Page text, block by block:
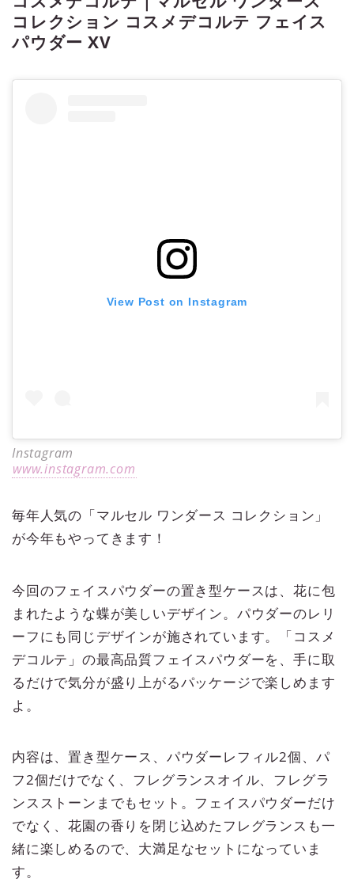
コレクション コスメデコルテ フェイス
パウダー XV
View Post on Instagram
Instagram
www.instagram.com
毎年人気の「マルセル ワンダース コレクション」
が今年もやってきます！
今回のフェイスパウダーの置き型ケースは、花に包
まれたような蝶が美しいデザイン。パウダーのレリ
ーフにも同じデザインが施されています。「コスメ
デコルテ」の最高品質フェイスパウダーを、手に取
るだけで気分が盛り上がるパッケージで楽しめます
よ。
内容は、置き型ケース、パウダーレフィル2個、パ
フ2個だけでなく、フレグランスオイル、フレグラ
ンスストーンまでもセット。フェイスパウダーだけ
でなく、花園の香りを閉じ込めたフレグランスも一
緒に楽しめるので、大満足なセットになっていま
す。